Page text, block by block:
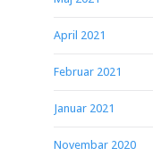
April 2021
Februar 2021
Januar 2021
Novembar 2020